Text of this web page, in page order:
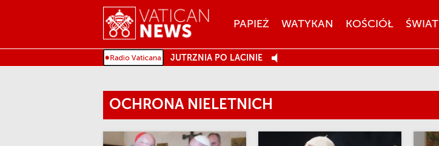
MENU
PAPIEŻ WATYKAN KOŚCIÓŁ ŚWIAT
JUTRZNIA PO LACINIE
OCHRONA NIELETNICH